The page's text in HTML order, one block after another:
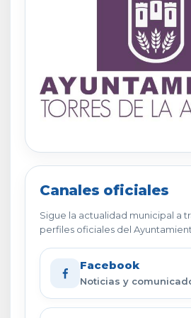
Canales oficiales
Sigue la actualidad municipal a
perfiles oficiales del
Facebook
Noticias y